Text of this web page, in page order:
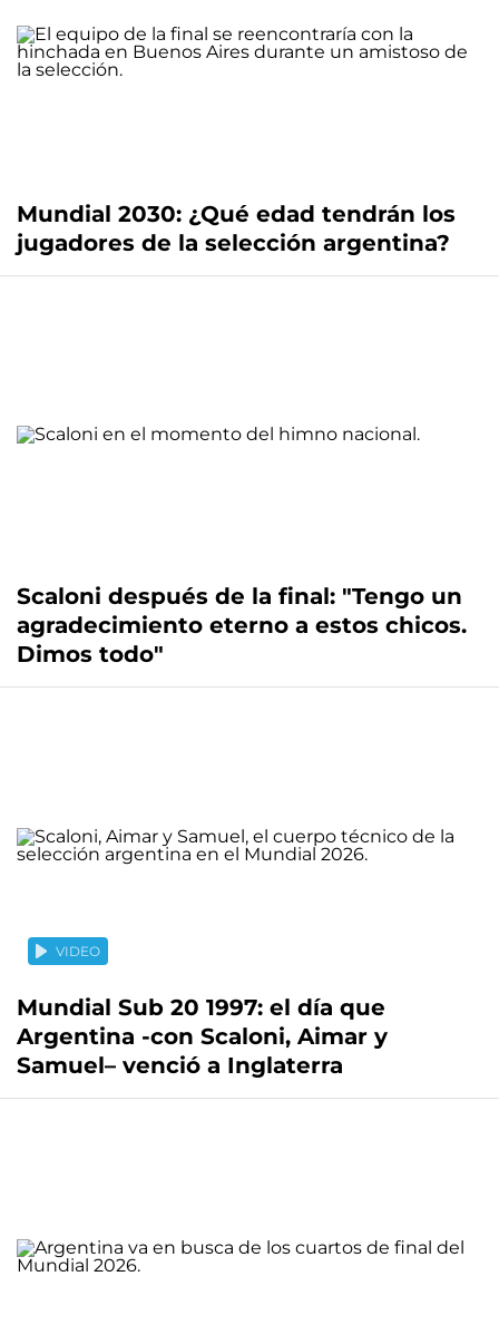
Mundial 2030: ¿Qué edad tendrán los
jugadores de la selección argentina?
Scaloni después de la final: "Tengo un
agradecimiento eterno a estos chicos.
Dimos todo"
VIDEO
Mundial Sub 20 1997: el día que
Argentina -con Scaloni, Aimar y
Samuel– venció a Inglaterra